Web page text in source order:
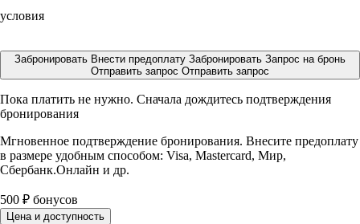
условия
Забронировать Внести предоплату Забронировать Запрос на бронь
Отправить запрос Отправить запрос
Пока платить не нужно. Сначала дождитесь подтверждения
бронирования
Мгновенное подтверждение бронирования. Внесите предоплату
в размере удобным способом: Visa, Mastercard, Мир,
Сбербанк.Онлайн и др.
500 ₽ бонусов
Цена и доступность